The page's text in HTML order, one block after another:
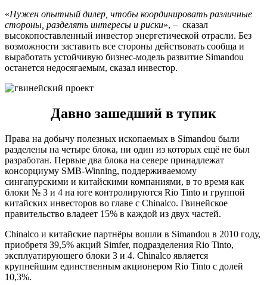
«Нужен опытный дилер, чтобы координировать различные
стороны, разделять интересы и риски», – сказал
высокопоставленный инвестор энергетической отрасли. Без
возможности заставить все стороны действовать сообща и
выработать устойчивую бизнес-модель развитие Simandou
останется недосягаемым, сказал инвестор.
Давно зашедший в тупик
Права на добычу полезных ископаемых в Simandou были
разделены на четыре блока, ни один из которых ещё не был
разработан. Первые два блока на севере принадлежат
консорциуму SMB-Winning, поддерживаемому
сингапурскими и китайскими компаниями, в то время как
блоки № 3 и 4 на юге контролируются Rio Tinto и группой
китайских инвесторов во главе с Chinalco. Гвинейское
правительство владеет 15% в каждой из двух частей.
Chinalco и китайские партнёры вошли в Simandou в 2010 году,
приобретя 39,5% акций Simfer, подразделения Rio Tinto,
эксплуатирующего блоки 3 и 4. Chinalco является
крупнейшим единственным акционером Rio Tinto с долей
10,3%.